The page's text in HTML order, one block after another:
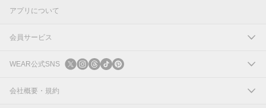
アプリについて
会員サービス
ログイン
新規会員登録
WEAR公式SNS
X
会社概要・規約